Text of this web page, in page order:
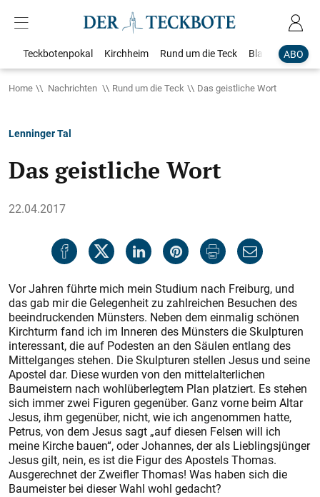
ABO
Teckbotenpokal Kirchheim Rund um die Teck Blaulicht
Home Nachrichten Rund um die Teck Das geistliche Wort
Lenninger Tal
Das geistliche Wort
22.04.2017
Vor Jahren führte mich mein Studium nach Freiburg, und
das gab mir die Gelegenheit zu zahlreichen Besuchen des
beeindruckenden Münsters. Neben dem einmalig schönen
Kirchturm fand ich im Inneren des Münsters die Skulpturen
interessant, die auf Podesten an den Säulen entlang des
Mittelganges stehen. Die Skulpturen stellen Jesus und seine
Apostel dar. Diese wurden von den mittelalterlichen
Baumeistern nach wohlüberlegtem Plan platziert. Es stehen
sich immer zwei Figuren gegenüber. Ganz vorne beim Altar
Jesus, ihm gegenüber, nicht, wie ich angenommen hatte,
Petrus, von dem Jesus sagt „auf diesen Felsen will ich
meine Kirche bauen“, oder Johannes, der als Lieblingsjünger
Jesus gilt, nein, es ist die Figur des Apostels Thomas.
Ausgerechnet der Zweifler Thomas! Was haben sich die
Baumeister bei dieser Wahl wohl gedacht?